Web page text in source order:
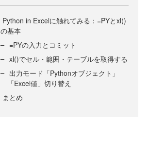
Python in Excelに触れてみる：=PYとxl()
の基本
=PYの入力とコミット
xl()でセル・範囲・テーブルを取得する
出力モード「Pythonオブジェクト」
「Excel値」切り替え
まとめ